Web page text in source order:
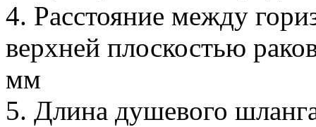
4. Расстояние между
верхней плоскостью
мм
5. Длина душевого